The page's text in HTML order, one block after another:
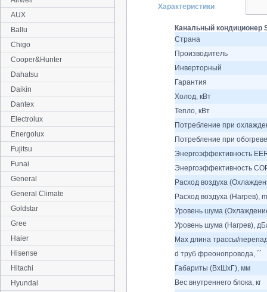
Характеристики
Канальный кондиционер
Страна
Производитель
Инверторный
Гарантия
Холод, кВт
Тепло, кВт
Потребление при
Потребление при
Энергоэффективность
Энергоэффективность
Расход воздуха
Расход воздуха (Нагрев),
Уровень шума
Уровень шума (Нагрев),
Max длина трассы/
d труб фреонопровода, ´´
Габариты (ВхШхГ), мм
Вес внутреннего блока, кг
AUX
Ballu
Chigo
Cooper&Hunter
Dahatsu
Daikin
Dantex
Electrolux
Energolux
Fujitsu
Funai
General
General Climate
Goldstar
Gree
Haier
Hisense
Hitachi
Hyundai